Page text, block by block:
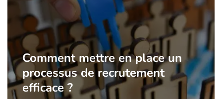
Comment mettre en place un
processus de recrutement
efficace ?